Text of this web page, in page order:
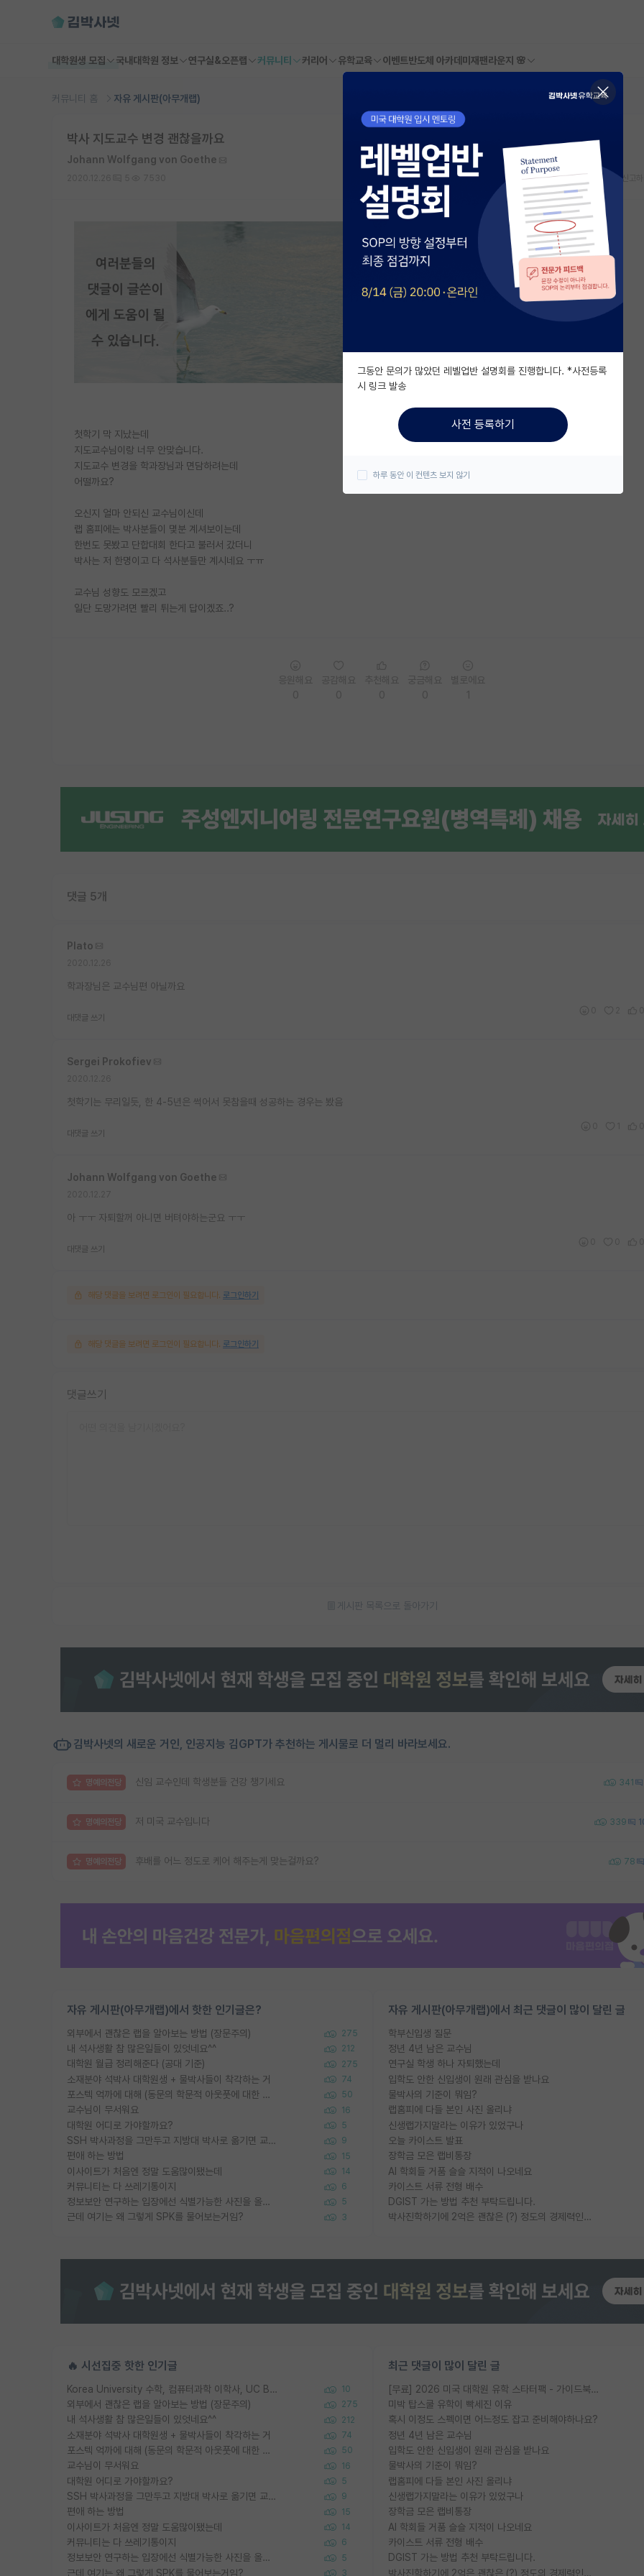
대학원생 모집 국내대학원 정보 연구실&오픈랩 커뮤니티 커리어 유학교육 이벤트반도체 아카데미 재팬라운지 🌸
커뮤니티 홈 자유 게시판(아무개랩)
박사 지도교수 변경 괜찮을까요
Johann Wolfgang von Goethe
스크랩 신고
첫학기 막 지났는데
지도교수님이랑 너무 안맞습니다.
지도교수 변경을 학과장님과 면담하려는데
어떨까요?
오신지 얼마 안되신 교수님이신데
랩 홈피에는 박사분들이 몇분 계셔보이는데
한번도 못봤고 단합대회 한다고 불러서 갔더니
박사는 저 한명이고 다 석사분들만 계시네요 ㅜㅠ
교수님 성향도 모르겠고
일단 도망가려면 빨리 튀는게 답이겠죠..?
댓글 5개
Plato
학과장님은 교수님편 아닐까요
대댓글 쓰기
Sergei Prokofiev
첫학기는 무리일듯, 한 4-5년은 썩어서 못참을때 성공하는 경우는 봤음
대댓글 쓰기
Johann Wolfgang von Goethe
아 ㅜㅜ 자퇴할꺼 아니면 버텨야하는군요 ㅜㅜ
대댓글 쓰기
해당 댓글을 보려면 로그인이 필요합니다. 로그인하기
해당 댓글을 보려면 로그인이 필요합니다. 로그인하기
댓글쓰기
게시판 목록으로 돌아가기
김박사넷의 새로운 거인, 인공지능 김GPT가 추천하는 게시물로 더 멀리 바라보세요.
명예의전당 신임 교수인데 학생분들 건강 챙기세요 341
명예의전당 저 미국 교수입니다 339
명예의전당 후배를 어느 정도로 케어 해주는게 맞는걸까요? 78
자유 게시판(아무개랩)에서 핫한 인기글은?
외부에서 괜찮은 랩을 알아보는 방법 (장문주의) 275
내 석사생활 참 많은일들이 있엇네요^^ 212
대학원 월급 정리해준다 (공대 기준) 275
소재분야 석박사 대학원생 + 물박사들이 착각하는 거 74
포스텍 억까에 대해 (동문의 학문적 아웃풋에 대한 반박) 50
교수님이 무서워요 16
대학원 어디로 가야할까요? 5
SSH 박사과정을 그만두고 지방대 박사로 옮기면 교수의 꿈은 끝일까요? 9
편애 하는 방법 15
이사이트가 처음엔 정말 도움많이됐는데 14
커뮤니티는 다 쓰레기통이지 6
정보보안 연구하는 입장에선 식별가능한 사진을 올리는건 비추이긴함 5
근데 여기는 왜 그렇게 SPK를 물어보는거임? 3
자유 게시판(아무개랩)에서 최근 댓글이 많이 달린 글
학부신입생 질문
정년 4년 남은 교수님
연구실 학생 하나 자퇴했는데
입학도 안한 신입생이 원래 관심을 받나요
물박사의 기준이 뭐임?
랩홈피에 다들 본인 사진 올리냐
신생랩가지말라는 이유가 있었구나
오늘 카이스트 발표
장학금 모은 랩비통장
AI 학회들 거품 슬슬 지적이 나오네요
카이스트 서류 전형 배수
DGIST 가는 방법 추천 부탁드립니다.
박사진학하기에 2억은 괜찮은 (?) 정도의 경제력인가요
🔥 시선집중 핫한 인기글
Korea University 수학, 컴퓨터과학 이학사, UC Berkeley 산업공학 대학원 공학박사가 되는 것은 쉽지 않겠죠? 10
외부에서 괜찮은 랩을 알아보는 방법 (장문주의) 275
내 석사생활 참 많은일들이 있엇네요^^ 212
소재분야 석박사 대학원생 + 물박사들이 착각하는 거 74
포스텍 억까에 대해 (동문의 학문적 아웃풋에 대한 반박) 50
교수님이 무서워요 16
대학원 어디로 가야할까요? 5
SSH 박사과정을 그만두고 지방대 박사로 옮기면 교수의 꿈은 끝일까요? 9
편애 하는 방법 15
이사이트가 처음엔 정말 도움많이됐는데 14
커뮤니티는 다 쓰레기통이지 6
정보보안 연구하는 입장에선 식별가능한 사진을 올리는건 비추이긴함 5
근데 여기는 왜 그렇게 SPK를 물어보는거임? 3
최근 댓글이 많이 달린 글
[무료] 2026 미국 대학원 유학 스타터팩 - 가이드북 & 합격자 컨택메일 템플릿
미박 탑스쿨 유학이 빡세진 이유
혹시 이정도 스펙이면 어느정도 잡고 준비해야하나요?
정년 4년 남은 교수님
입학도 안한 신입생이 원래 관심을 받나요
물박사의 기준이 뭐임?
랩홈피에 다들 본인 사진 올리냐
신생랩가지말라는 이유가 있었구나
장학금 모은 랩비통장
AI 학회들 거품 슬슬 지적이 나오네요
카이스트 서류 전형 배수
DGIST 가는 방법 추천 부탁드립니다.
박사진학하기에 2억은 괜찮은 (?) 정도의 경제력인가요
그동안 문의가 많았던 레벨업반 설명회를 진행합니다. *사전등록
시 링크 발송
사전 등록하기
하루 동안 이 컨텐츠 보지 않기